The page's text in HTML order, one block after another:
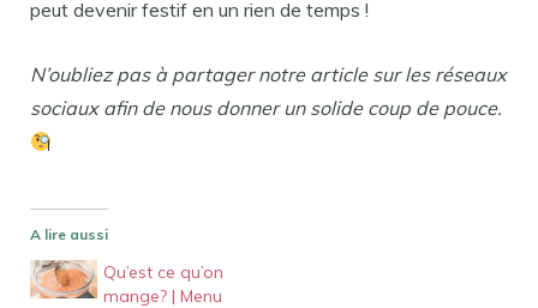
peut devenir festif en un rien de temps !
N’oubliez pas à partager notre article sur les réseaux
sociaux afin de nous donner un solide coup de pouce.
A lire aussi
Qu’est ce qu’on
mange? | Menu